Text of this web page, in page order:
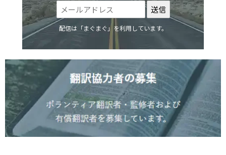
配信は「まぐまぐ」を利用しています。